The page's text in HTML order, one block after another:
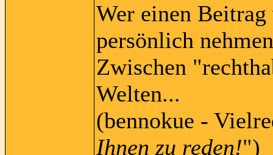
Wer einen
persönlich
Zwischen
Welten...
(bennokue -
Ihnen zu reden!")